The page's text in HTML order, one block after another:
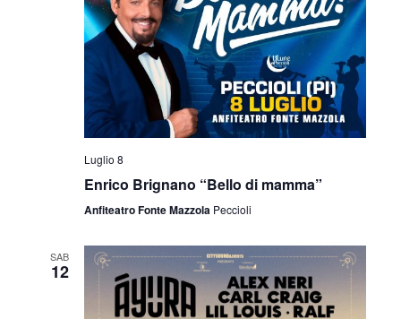
Luglio 8
Enrico Brignano “Bello di mamma”
Anfiteatro Fonte Mazzola Peccioli
SAB
12